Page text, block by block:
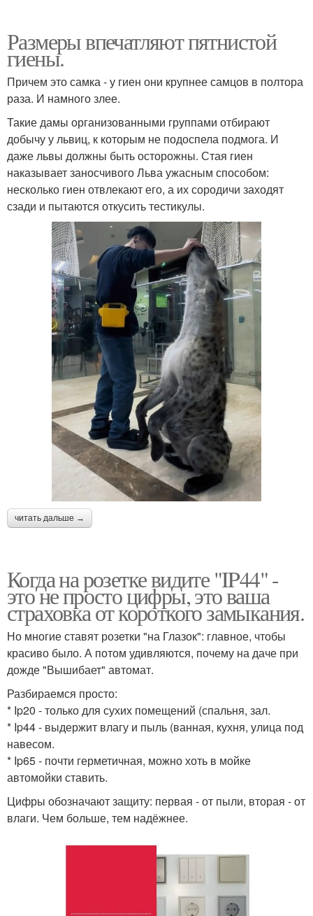
Размеры впечатляют пятнистой
гиены.
Причем это самка - у гиен они крупнее самцов в полтора
раза. И намного злее.
Такие дамы организованными группами отбирают
добычу у львиц, к которым не подоспела подмога. И
даже львы должны быть осторожны. Стая гиен
наказывает заносчивого Льва ужасным способом:
несколько гиен отвлекают его, а их сородичи заходят
сзади и пытаются откусить тестикулы.
читать дальше →
Когда на розетке видите "IP44" -
это не просто цифры, это ваша
страховка от короткого замыкания.
Но многие ставят розетки "на Глазок": главное, чтобы
красиво было. А потом удивляются, почему на даче при
дожде "Вышибает" автомат.
Разбираемся просто:
* Ip20 - только для сухих помещений (спальня, зал.
* Ip44 - выдержит влагу и пыль (ванная, кухня, улица под
навесом.
* Ip65 - почти герметичная, можно хоть в мойке
автомойки ставить.
Цифры обозначают защиту: первая - от пыли, вторая - от
влаги. Чем больше, тем надёжнее.